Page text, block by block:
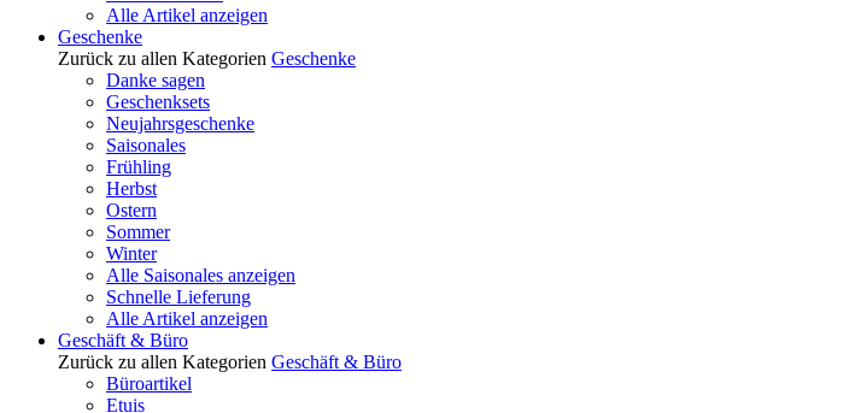
Alle Artikel anzeigen
Geschenke
Zurück zu allen Kategorien Geschenke
Danke sagen
Geschenksets
Neujahrsgeschenke
Saisonales
Frühling
Herbst
Ostern
Sommer
Winter
Alle Saisonales anzeigen
Schnelle Lieferung
Alle Artikel anzeigen
Geschäft & Büro
Zurück zu allen Kategorien Geschäft & Büro
Büroartikel
Etuis